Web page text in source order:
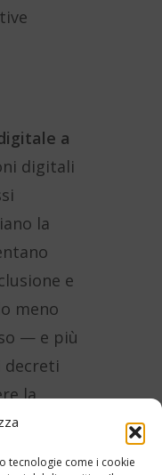
tecnologie come i cookie
a
digitali
la
e
meno
— e più
decreti
la
di